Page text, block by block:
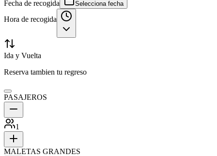
Fecha de recogida Selecciona fecha
Hora de recogida
Ida y Vuelta
Reserva tambien tu regreso
PASAJEROS
1
MALETAS GRANDES